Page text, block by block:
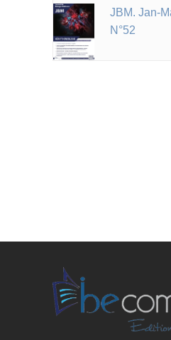
JBM. Jan-
N°52